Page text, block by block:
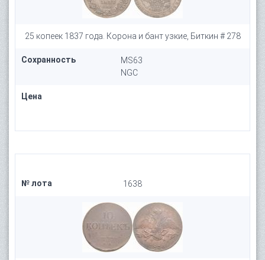
25 копеек 1837 года. Корона и бант узкие, Биткин # 278
Сохранность
MS63
NGC
Цена
№ лота 1638